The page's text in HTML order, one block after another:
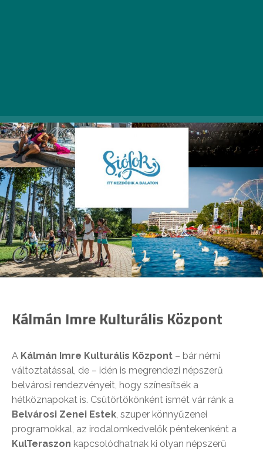
Kálmán Imre Kulturális Központ
A Kálmán Imre Kulturális Központ – bár némi
változtatással, de – idén is megrendezi népszerű
belvárosi rendezvényeit, hogy színesítsék a
hétköznapokat is. Csütörtökönként ismét vár ránk a
Belvárosi Zenei Estek , szuper könnyűzenei
programokkal, az irodalomkedvelők péntekenként a
KulTeraszon kapcsolódhatnak ki olyan népszerű